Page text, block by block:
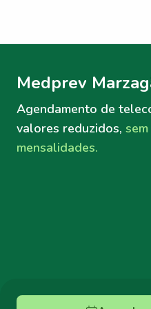
Medprev
Agendamento de
valores reduzidos, sem
mensalidades.